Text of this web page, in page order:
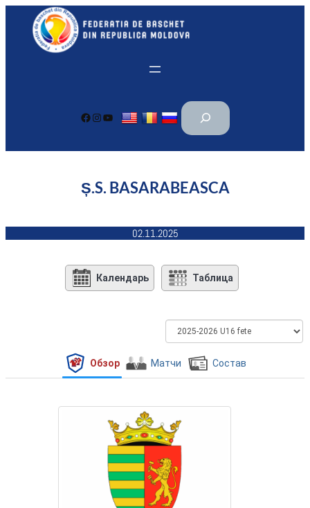
Перейти
содержимому
Facebook Instagram YouTube
П
и
Ș.S. BASARABEASCA
02.11.2025
Календарь Таблица
Обзор Матчи Состав